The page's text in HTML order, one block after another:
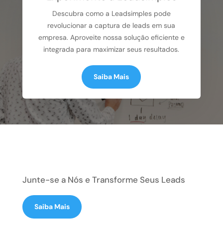
Descubra como a Leadsimples pode
revolucionar a captura de leads em sua
empresa. Aproveite nossa solução eficiente e
integrada para maximizar seus resultados.
Saiba Mais
Junte-se a Nós e Transforme Seus Leads
Saiba Mais